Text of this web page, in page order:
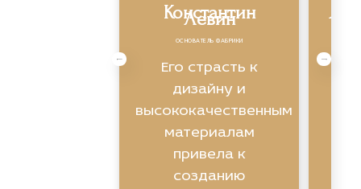
Константин
Левин
ОСНОВАТЕЛЬ ФАБРИКИ
Его страсть к
дизайну и
высококачественным
материалам
привела к
созданию